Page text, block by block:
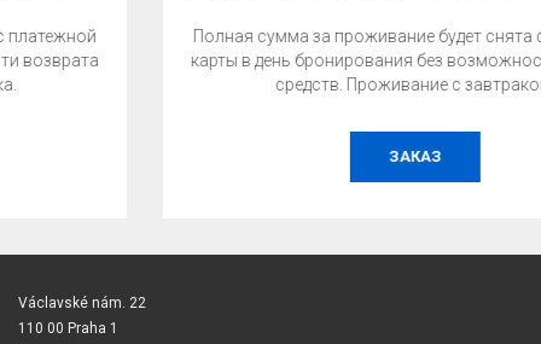
Полная сумма за проживание будет снята с платежной
карты в день бронирования без возможности возврата
средств. Проживание с завтраком.
Václavské nám. 22
110 00 Praha 1